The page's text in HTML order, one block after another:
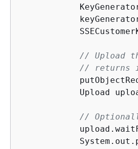
// Upload
// returns
Upload
//